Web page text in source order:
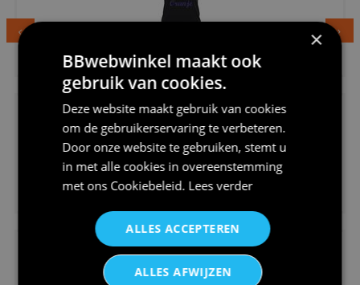
Dames v hals t-shirt prinses v...
€24,95
×
BBwebwinkel maakt ook
gebruik van cookies.
Deze website maakt gebruik van cookies
om de gebruikerservaring te verbeteren.
Door onze website te gebruiken, stemt u
in met alle cookies in overeenstemming
met ons Cookiebeleid. Lees verder
ALLES ACCEPTEREN
ALLES AFWIJZEN